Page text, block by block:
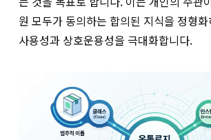
원 모두가 동의하는 합의된 지식을 정형
사용성과 상호운용성을 극대화합니다.